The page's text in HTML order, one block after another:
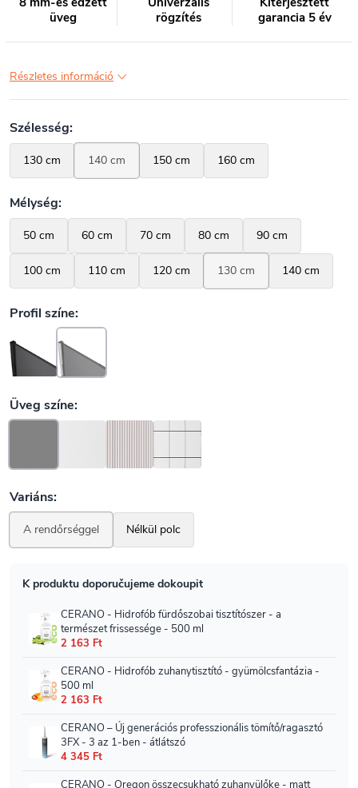
üveg
rögzítés
garancia 5 év
Részletes információ